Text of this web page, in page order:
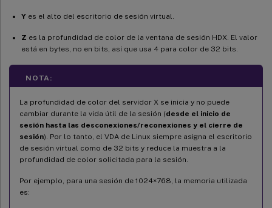
Y es el alto del escritorio de sesión virtual.
Z es la profundidad de color de la ventana de sesión HDX. El valor
está en bytes, no en bits, así que usa 4 para color de 32 bits.
NOTA:
La profundidad de color del servidor X se inicia y no puede
cambiar durante la vida útil de la sesión (desde el inicio de
sesión hasta las desconexiones/reconexiones y el cierre de
sesión). Por lo tanto, el VDA de Linux siempre asigna el escritorio
de sesión virtual como de 32 bits y reduce la muestra a la
profundidad de color solicitada para la sesión.
Por ejemplo, para una sesión de 1024×768, la memoria utilizada
es: